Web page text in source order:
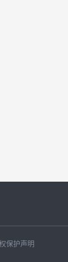
保护声明